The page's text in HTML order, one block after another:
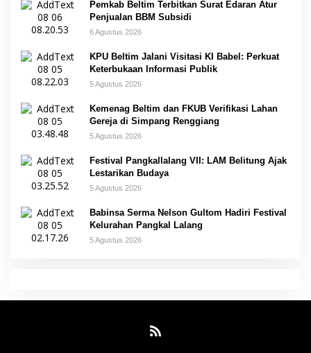
Pemkab Beltim Terbitkan Surat Edaran Atur
Penjualan BBM Subsidi
6 Agustus 2026
KPU Beltim Jalani Visitasi KI Babel: Perkuat
Keterbukaan Informasi Publik
5 Agustus 2026
Kemenag Beltim dan FKUB Verifikasi Lahan
Gereja di Simpang Renggiang
5 Agustus 2026
Festival Pangkallalang VII: LAM Belitung Ajak
Lestarikan Budaya
5 Agustus 2026
Babinsa Serma Nelson Gultom Hadiri Festival
Kelurahan Pangkal Lalang
5 Agustus 2026